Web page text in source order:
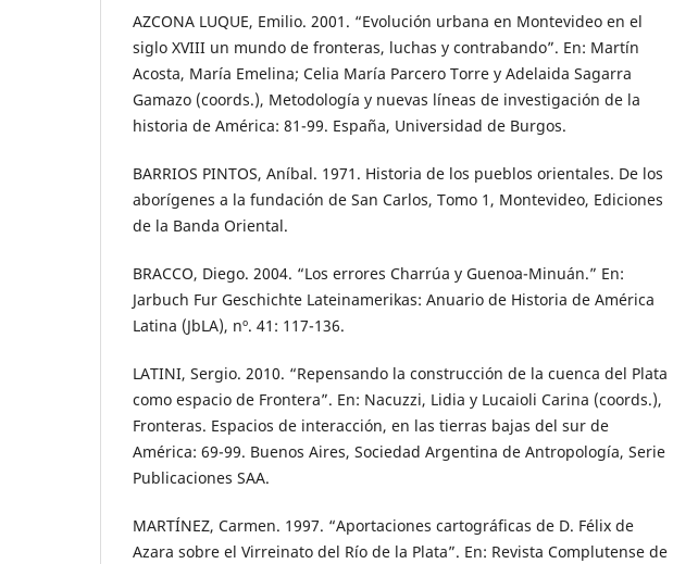
AZCONA LUQUE, Emilio. 2001. “Evolución urbana en Montevideo en el
siglo XVIII un mundo de fronteras, luchas y contrabando”. En: Martín
Acosta, María Emelina; Celia María Parcero Torre y Adelaida Sagarra
Gamazo (coords.), Metodología y nuevas líneas de investigación de la
historia de América: 81-99. España, Universidad de Burgos.
BARRIOS PINTOS, Aníbal. 1971. Historia de los pueblos orientales. De los
aborígenes a la fundación de San Carlos, Tomo 1, Montevideo, Ediciones
de la Banda Oriental.
BRACCO, Diego. 2004. “Los errores Charrúa y Guenoa-Minuán.” En:
Jarbuch Fur Geschichte Lateinamerikas: Anuario de Historia de América
Latina (JbLA), nº. 41: 117-136.
LATINI, Sergio. 2010. “Repensando la construcción de la cuenca del Plata
como espacio de Frontera”. En: Nacuzzi, Lidia y Lucaioli Carina (coords.),
Fronteras. Espacios de interacción, en las tierras bajas del sur de
América: 69-99. Buenos Aires, Sociedad Argentina de Antropología, Serie
Publicaciones SAA.
MARTÍNEZ, Carmen. 1997. “Aportaciones cartográficas de D. Félix de
Azara sobre el Virreinato del Río de la Plata”. En: Revista Complutense de